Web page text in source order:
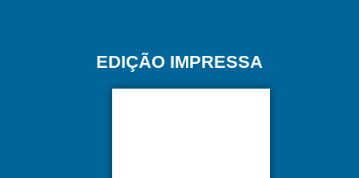
EDIÇÃO IMPRESSA